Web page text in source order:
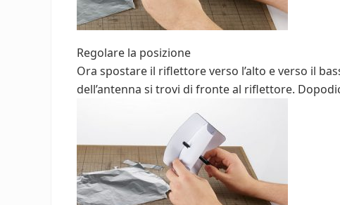
Regolare la posizione
Ora spostare il riflettore verso l’alto e verso il
dell’antenna si trovi di fronte al riflettore.